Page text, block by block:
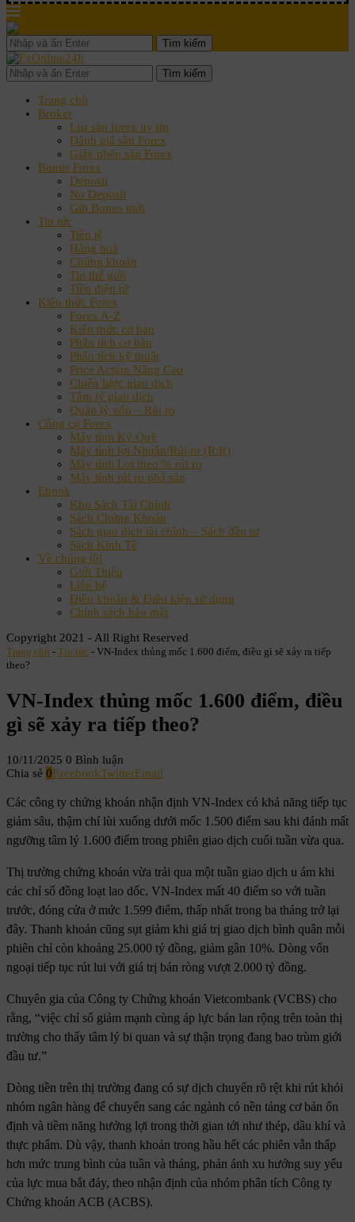
Tìm kiếm
Tìm kiếm
Trang chủ
Broker
List sàn forex uy tín
Đánh giá sàn Forex
Giấy phép sàn Forex
Bonus Forex
Deposit
No Deposit
Gửi Bonus mới
Tin tức
Tiền tệ
Hàng hoá
Chứng khoán
Tin thế giới
Tiền điện tử
Kiến thức Forex
Forex A-Z
Kiến thức cơ bản
Phân tích cơ bản
Phân tích kỹ thuật
Price Action Nâng Cao
Chiến lược giao dịch
Tâm lý giao dịch
Quản lý vốn – Rủi ro
Công cụ Forex
Máy tính Ký Quỹ
Máy tính lợi Nhuận/Rủi ro (R:R)
Máy tính Lot theo % rủi ro
Máy tính rủi ro phá sản
Ebook
Kho Sách Tài Chính
Sách Chứng Khoán
Sách giao dịch tài chính – Sách đầu tư
Sách Kinh Tế
Về chúng tôi
Giới Thiệu
Liên hệ
Điều khoản & Điều kiện sử dụng
Chính sách bảo mật
Copyright 2021 - All Right Reserved
Trang chủ - Tin tức - VN-Index thủng mốc 1.600 điểm, điều gì sẽ xảy ra tiếp
theo?
VN-Index thủng mốc 1.600 điểm, điều
gì sẽ xảy ra tiếp theo?
10/11/2025 0 Bình luận
Chia sẻ 0FacebookTwitterEmail
Các công ty chứng khoán nhận định VN-Index có khả năng tiếp tục
giảm sâu, thậm chí lùi xuống dưới mốc 1.500 điểm sau khi đánh mất
ngưỡng tâm lý 1.600 điểm trong phiên giao dịch cuối tuần vừa qua.
Thị trường chứng khoán vừa trải qua một tuần giao dịch u ám khi
các chỉ số đồng loạt lao dốc. VN-Index mất 40 điểm so với tuần
trước, đóng cửa ở mức 1.599 điểm, thấp nhất trong ba tháng trở lại
đây. Thanh khoản cũng sụt giảm khi giá trị giao dịch bình quân mỗi
phiên chỉ còn khoảng 25.000 tỷ đồng, giảm gần 10%. Dòng vốn
ngoại tiếp tục rút lui với giá trị bán ròng vượt 2.000 tỷ đồng.
Chuyên gia của Công ty Chứng khoán Vietcombank (VCBS) cho
rằng, “việc chỉ số giảm mạnh cùng áp lực bán lan rộng trên toàn thị
trường cho thấy tâm lý bi quan và sự thận trọng đang bao trùm giới
đầu tư.”
Dòng tiền trên thị trường đang có sự dịch chuyển rõ rệt khi rút khỏi
nhóm ngân hàng để chuyển sang các ngành có nền tảng cơ bản ổn
định và tiềm năng hưởng lợi trong thời gian tới như thép, dầu khí và
thực phẩm. Dù vậy, thanh khoản trong hầu hết các phiên vẫn thấp
hơn mức trung bình của tuần và tháng, phản ánh xu hướng suy yếu
của lực mua bắt đáy, theo nhận định của nhóm phân tích Công ty
Chứng khoán ACB (ACBS).